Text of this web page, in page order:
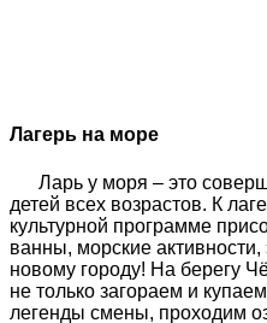
Лагерь на море
Ларь у моря – это
детей всех возрастов. К
культурной программе
ванны, морские
новому городу! На берегу
не только загораем и
легенды смены, проходим